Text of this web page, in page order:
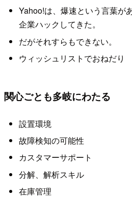
Yahoo!は、爆速という言葉が
企業ハックしてきた。
だがそれすらもできない。
ウィッシュリストでおねだり
関心ごとも多岐にわたる
設置環境
故障検知の可能性
カスタマーサポート
分解、解析スキル
在庫管理